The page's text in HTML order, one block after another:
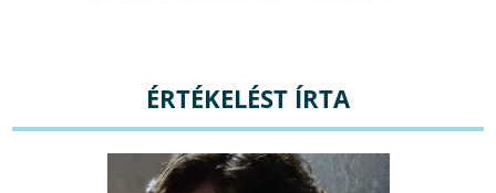
ÉRTÉKELÉST ÍRTA